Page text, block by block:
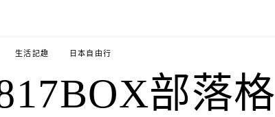
生活記趣 日本自由行
部落格